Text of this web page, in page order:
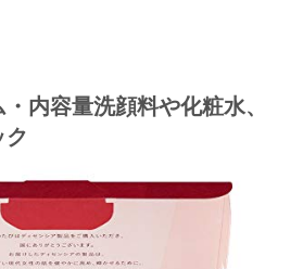
・内容量洗顔料や化粧水、
ク